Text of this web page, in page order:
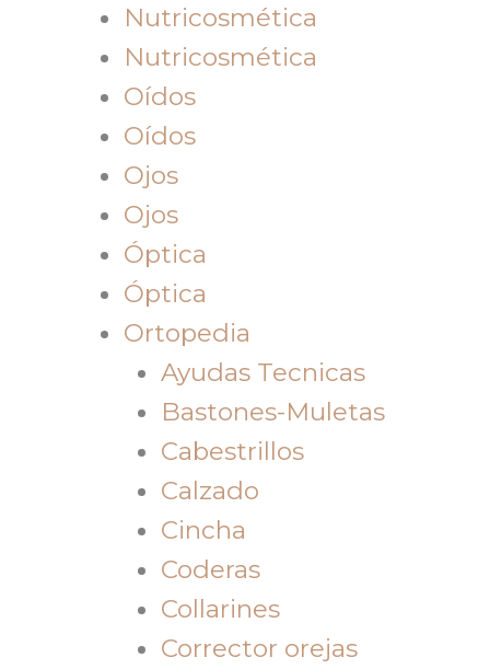
Nutricosmética
Nutricosmética
Oídos
Oídos
Ojos
Ojos
Óptica
Óptica
Ortopedia
Ayudas Tecnicas
Bastones-Muletas
Cabestrillos
Calzado
Cincha
Coderas
Collarines
Corrector orejas